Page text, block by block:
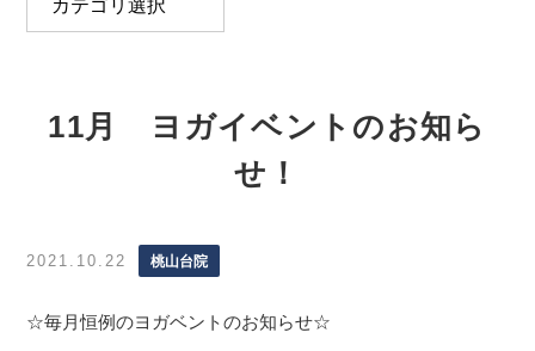
11月 ヨガイベントのお知ら
せ！
2021.10.22 桃山台院
☆毎月恒例のヨガベントのお知らせ☆